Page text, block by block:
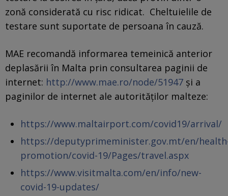
zonă considerată cu risc ridicat. Cheltuielile de
testare sunt suportate de persoana în cauză.
MAE recomandă informarea temeinică anterior
deplasării în Malta prin consultarea paginii de
internet: http://www.mae.ro/node/51947 şi a
paginilor de internet ale autorităţilor malteze:
https://www.maltairport.com/covid19/arrival/
https://deputyprimeminister.gov.mt/en/
promotion/covid-19/Pages/travel.aspx
https://www.visitmalta.com/en/info/new-
covid-19-updates/